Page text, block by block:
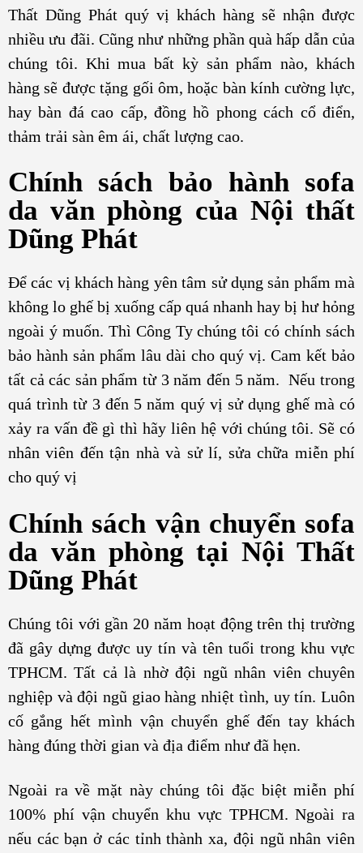
Thất Dũng Phát quý vị khách hàng sẽ nhận được
nhiều ưu đãi. Cũng như những phần quà hấp dẫn của
chúng tôi. Khi mua bất kỳ sản phẩm nào, khách
hàng sẽ được tặng gối ôm, hoặc bàn kính cường lực,
hay bàn đá cao cấp, đồng hồ phong cách cổ điển,
thảm trải sàn êm ái, chất lượng cao.
Chính sách bảo hành sofa
davăn phòng của Nội thất
Dũng Phát
Để các vị khách hàng yên tâm sử dụng sản phẩm mà
không lo ghế bị xuống cấp quá nhanh hay bị hư hỏng
ngoài ý muốn. Thì Công Ty chúng tôi có chính sách
bảo hành sản phẩm lâu dài cho quý vị. Cam kết bảo
tất cả các sản phẩm từ 3 năm đến 5 năm. Nếu trong
quá trình từ 3 đến 5 năm quý vị sử dụng ghế mà có
xảy ra vấn đề gì thì hãy liên hệ với chúng tôi. Sẽ có
nhân viên đến tận nhà và sử lí, sửa chữa miễn phí
cho quý vị
Chính sách vận chuyển sofa
da văn phòng tại Nội Thất
Dũng Phát
Chúng tôi với gần 20 năm hoạt động trên thị trường
đã gây dựng được uy tín và tên tuổi trong khu vực
TPHCM. Tất cả là nhờ đội ngũ nhân viên chuyên
nghiệp và đội ngũ giao hàng nhiệt tình, uy tín. Luôn
cố gắng hết mình vận chuyển ghế đến tay khách
hàng đúng thời gian và địa điểm như đã hẹn.
Ngoài ra về mặt này chúng tôi đặc biệt miễn phí
100% phí vận chuyển khu vực TPHCM. Ngoài ra
nếu các bạn ở các tỉnh thành xa, đội ngũ nhân viên